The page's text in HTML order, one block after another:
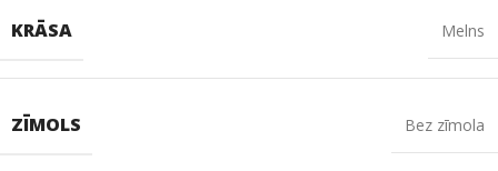
KRĀSA
Melns
ZĪMOLS Bez zīmola